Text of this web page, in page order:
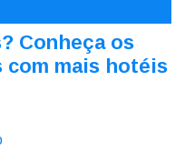
Conheça os
mais hotéis